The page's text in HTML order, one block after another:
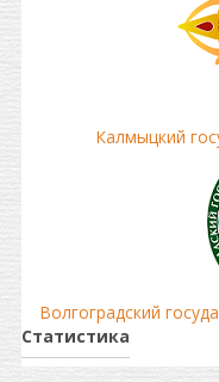
Калмыцкий
Волгоградский
Статистика